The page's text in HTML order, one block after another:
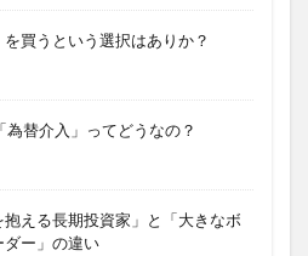
買うという選択はありか？
替介入」ってどうなの？
える長期投資家」と「大きなボ
ダー」の違い